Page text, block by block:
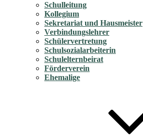
Schulleitung
Kollegium
Sekretariat und Hausmeister
Verbindungslehrer
Schülervertretung
Schulsozialarbeiterin
Schulelternbeirat
Förderverein
Ehemalige